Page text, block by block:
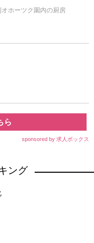
ホーツク園内の厨房
ら
sponsored by 求人ボックス
ング